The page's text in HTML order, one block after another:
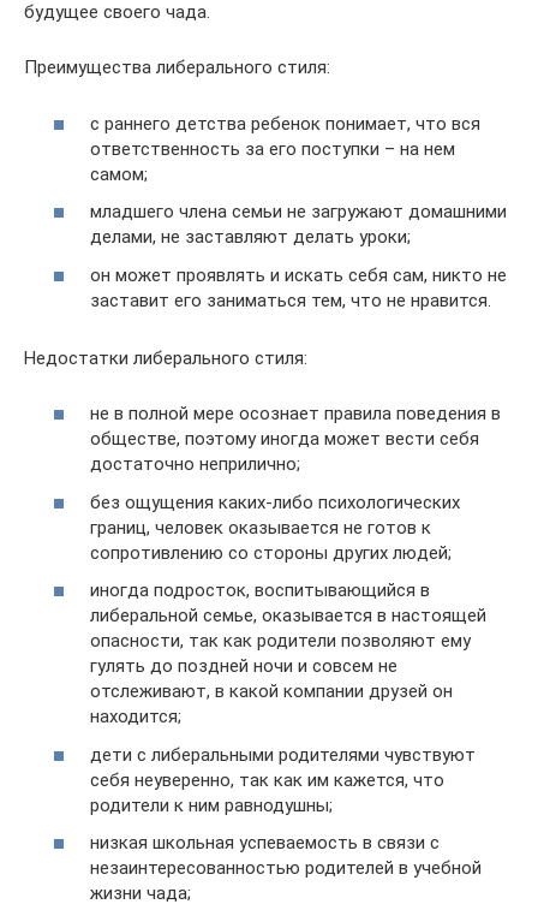
будущее своего чада.
Преимущества либерального стиля:
с раннего детства ребенок понимает, что вся
ответственность за его поступки – на нем
самом;
младшего члена семьи не загружают домашними
делами, не заставляют делать уроки;
он может проявлять и искать себя сам, никто не
заставит его заниматься тем, что не нравится.
Недостатки либерального стиля:
не в полной мере осознает правила поведения в
обществе, поэтому иногда может вести себя
достаточно неприлично;
без ощущения каких-либо психологических
границ, человек оказывается не готов к
сопротивлению со стороны других людей;
иногда подросток, воспитывающийся в
либеральной семье, оказывается в настоящей
опасности, так как родители позволяют ему
гулять до поздней ночи и совсем не
отслеживают, в какой компании друзей он
находится;
дети с либеральными родителями чувствуют
себя неуверенно, так как им кажется, что
родители к ним равнодушны;
низкая школьная успеваемость в связи с
незаинтересованностью родителей в учебной
жизни чада;